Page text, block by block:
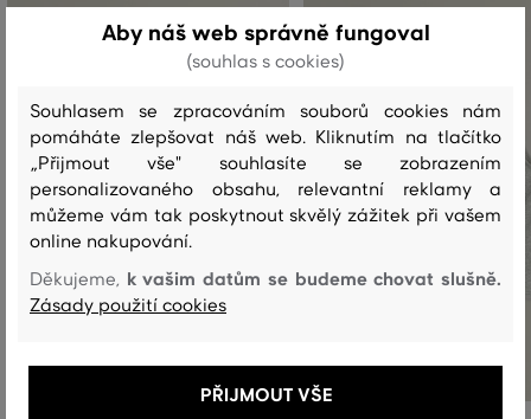
Aby náš web správně fungoval
(souhlas s cookies)
Souhlasem se zpracováním souborů cookies nám
pomáháte zlepšovat náš web. Kliknutím na tlačítko
„Přijmout vše" souhlasíte se zobrazením
personalizovaného obsahu, relevantní reklamy a
můžeme vám tak poskytnout skvělý zážitek při vašem
online nakupování.
Děkujeme, k vašim datům se budeme chovat slušně.
Zásady použití cookies
PŘIJMOUT VŠE